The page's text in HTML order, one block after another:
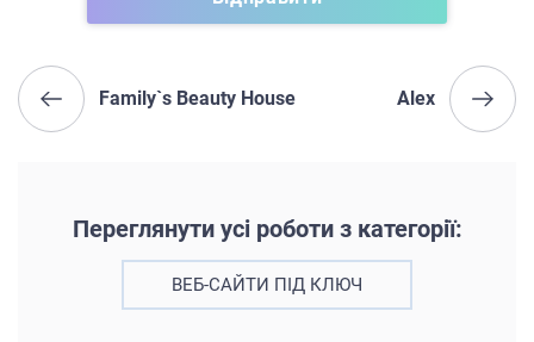
Family`s Beauty House Alex
Переглянути усі роботи з категорії:
ВЕБ-САЙТИ ПІД КЛЮЧ